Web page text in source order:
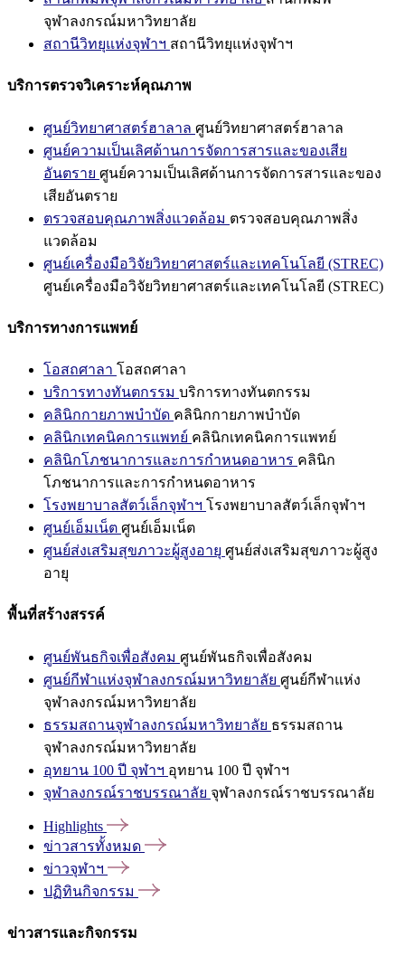
จุฬาลงกรณ์มหาวิทยาลัย
สถานีวิทยุแห่งจุฬาฯ สถานีวิทยุแห่งจุฬาฯ
บริการตรวจวิเคราะห์คุณภาพ
ศูนย์วิทยาศาสตร์ฮาลาล ศูนย์วิทยาศาสตร์ฮาลาล
ศูนย์ความเป็นเลิศด้านการจัดการสารและของเสีย
อันตราย ศูนย์ความเป็นเลิศด้านการจัดการสารและของ
เสียอันตราย
ตรวจสอบคุณภาพสิ่งแวดล้อม ตรวจสอบคุณภาพสิ่ง
แวดล้อม
ศูนย์เครื่องมือวิจัยวิทยาศาสตร์และเทคโนโลยี (STREC)
ศูนย์เครื่องมือวิจัยวิทยาศาสตร์และเทคโนโลยี (STREC)
บริการทางการแพทย์
โอสถศาลา โอสถศาลา
บริการทางทันตกรรม บริการทางทันตกรรม
คลินิกกายภาพบำบัด คลินิกกายภาพบำบัด
คลินิกเทคนิคการแพทย์ คลินิกเทคนิคการแพทย์
คลินิกโภชนาการและการกำหนดอาหาร คลินิก
โภชนาการและการกำหนดอาหาร
โรงพยาบาลสัตว์เล็กจุฬาฯ โรงพยาบาลสัตว์เล็กจุฬาฯ
ศูนย์เอ็มเน็ต ศูนย์เอ็มเน็ต
ศูนย์ส่งเสริมสุขภาวะผู้สูงอายุ ศูนย์ส่งเสริมสุขภาวะผู้สูง
อายุ
พื้นที่สร้างสรรค์
ศูนย์พันธกิจเพื่อสังคม ศูนย์พันธกิจเพื่อสังคม
ศูนย์กีฬาแห่งจุฬาลงกรณ์มหาวิทยาลัย ศูนย์กีฬาแห่ง
จุฬาลงกรณ์มหาวิทยาลัย
ธรรมสถานจุฬาลงกรณ์มหาวิทยาลัย ธรรมสถาน
จุฬาลงกรณ์มหาวิทยาลัย
อุทยาน 100 ปี จุฬาฯ อุทยาน 100 ปี จุฬาฯ
จุฬาลงกรณ์ราชบรรณาลัย จุฬาลงกรณ์ราชบรรณาลัย
Highlights
ข่าวสารทั้งหมด
ข่าวจุฬาฯ
ปฏิทินกิจกรรม
ข่าวสารและกิจกรรม